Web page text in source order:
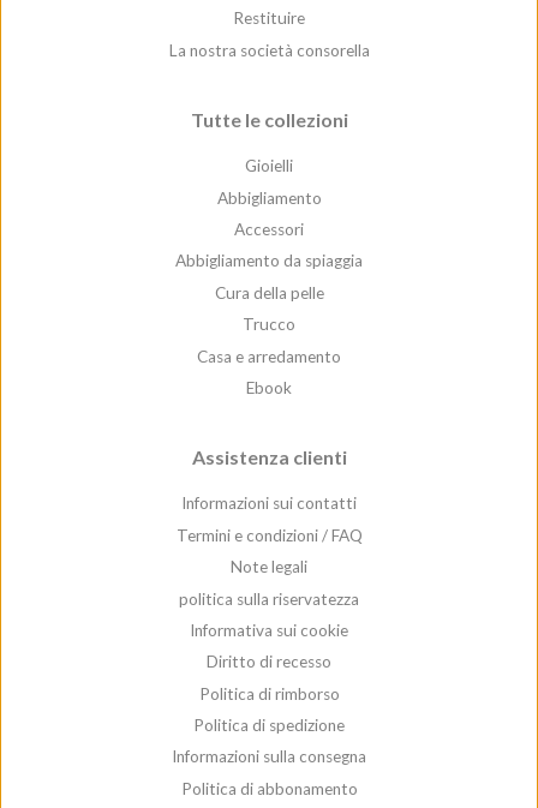
Restituire
La nostra società consorella
Tutte le collezioni
Gioielli
Abbigliamento
Accessori
Abbigliamento da spiaggia
Cura della pelle
Trucco
Casa e arredamento
Ebook
Assistenza clienti
Informazioni sui contatti
Termini e condizioni / FAQ
Note legali
politica sulla riservatezza
Informativa sui cookie
Diritto di recesso
Politica di rimborso
Politica di spedizione
Informazioni sulla consegna
Politica di abbonamento